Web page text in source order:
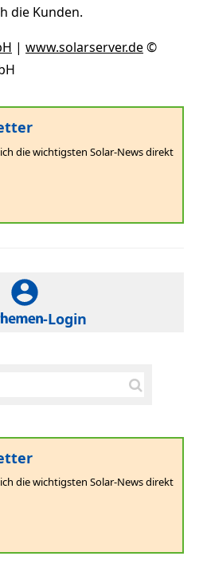
die Kunden.
| www.solarserver.de©
die wichtigsten Solar-News direkt
-Login
die wichtigsten Solar-News direkt